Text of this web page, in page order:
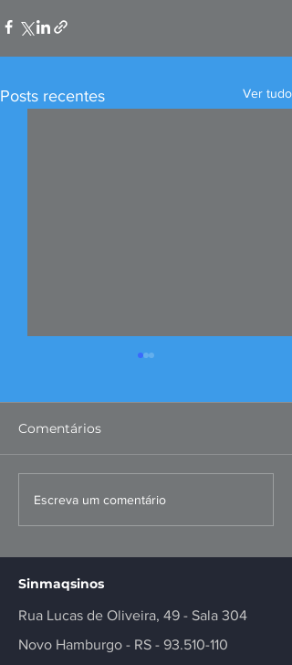
Posts recentes Ver tudo
FIERGS: corte da Selic é
positivo, mas
Comentários
Escreva um comentário
Sinmaqsinos
Rua Lucas de Oliveira, 49 - Sala 304
Novo Hamburgo - RS - 93.510-110